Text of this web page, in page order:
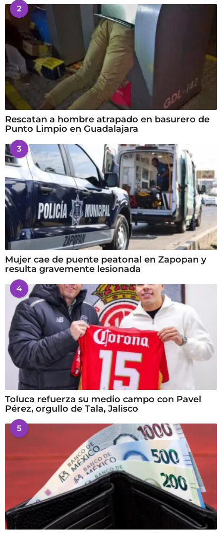
2
Rescatan a hombre atrapado en basurero de
Punto Limpio en Guadalajara
3
Mujer cae de puente peatonal en Zapopan y
resulta gravemente lesionada
4
Toluca refuerza su medio campo con Pavel
Pérez, orgullo de Tala, Jalisco
5